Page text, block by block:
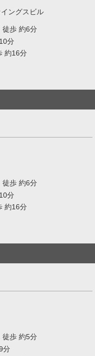
ングスビル
徒歩 約6分
分
約16分
徒歩 約6分
分
約16分
徒歩 約5分
分